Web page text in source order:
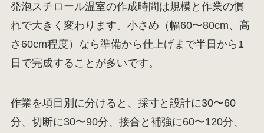
発泡スチロール温室の作成時間は規模と作業の慣
れで大きく変わります。小さめ（幅60〜80cm、高
さ60cm程度）なら準備から仕上げまで半日から1
日で完成することが多いです。
作業を項目別に分けると、採寸と設計に30〜60
分、切断に30〜90分、接合と補強に60〜120分、